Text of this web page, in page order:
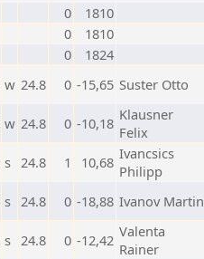
0
1810
0
1810
0
1824
w 24.8 0 -15,65 Suster Otto
w 24.8 0 -10,18 Klausner
Felix
s 24.8 1 10,68 Ivancsics
Philipp
s 24.8 0 -18,88 Ivanov Martin
s 24.8 0 -12,42 Valenta
Rainer